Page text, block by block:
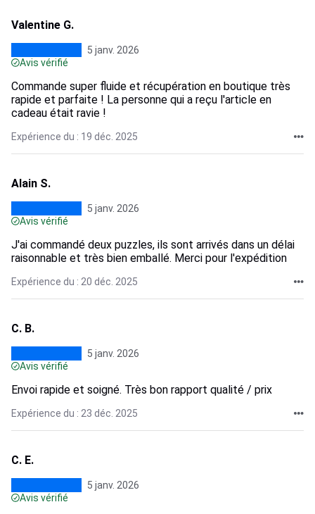
Valentine G.
5 janv. 2026
Avis vérifié
Commande super fluide et récupération en boutique très
rapide et parfaite ! La personne qui a reçu l'article en
cadeau était ravie !
Expérience du : 19 déc. 2025
Alain S.
5 janv. 2026
Avis vérifié
J'ai commandé deux puzzles, ils sont arrivés dans un délai
raisonnable et très bien emballé. Merci pour l'expédition
Expérience du : 20 déc. 2025
C. B.
5 janv. 2026
Avis vérifié
Envoi rapide et soigné. Très bon rapport qualité / prix
Expérience du : 23 déc. 2025
C. E.
5 janv. 2026
Avis vérifié